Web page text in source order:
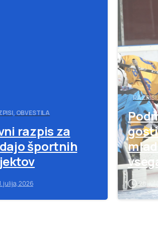
OBVESTILA
razpis za
športnih
julija, 2026 28.